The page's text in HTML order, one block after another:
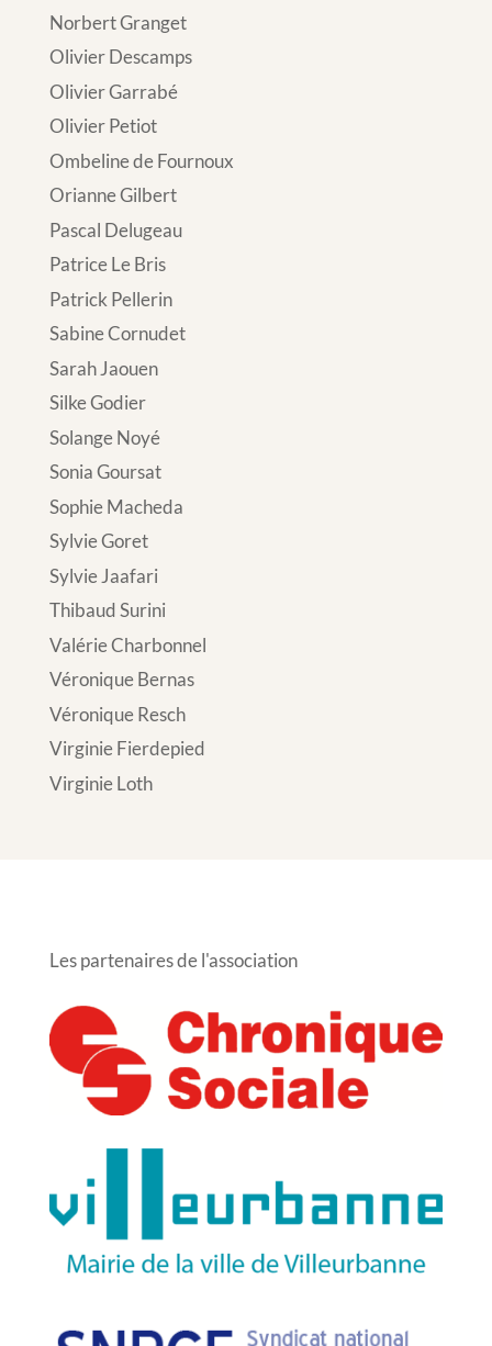
Norbert Granget
Olivier Descamps
Olivier Garrabé
Olivier Petiot
Ombeline de Fournoux
Orianne Gilbert
Pascal Delugeau
Patrice Le Bris
Patrick Pellerin
Sabine Cornudet
Sarah Jaouen
Silke Godier
Solange Noyé
Sonia Goursat
Sophie Macheda
Sylvie Goret
Sylvie Jaafari
Thibaud Surini
Valérie Charbonnel
Véronique Bernas
Véronique Resch
Virginie Fierdepied
Virginie Loth
Les partenaires de l'association